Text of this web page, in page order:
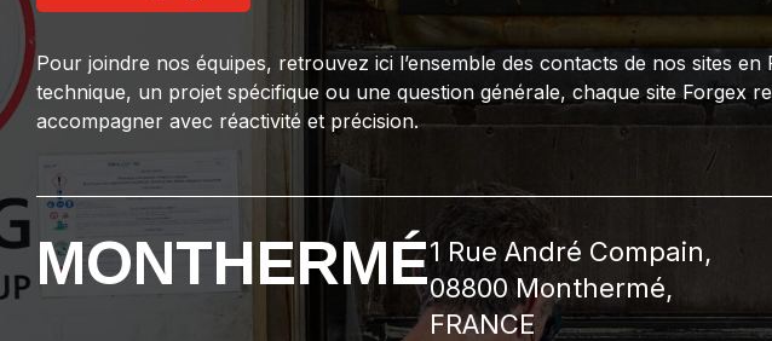
Pour joindre nos équipes, retrouvez ici l’ensemble des contacts de nos sites
technique, un projet spécifique ou une question générale, chaque site Forgex
accompagner avec réactivité et précision.
MONTHERMÉ1 Rue André Compain,
08800 Monthermé,
FRANCE